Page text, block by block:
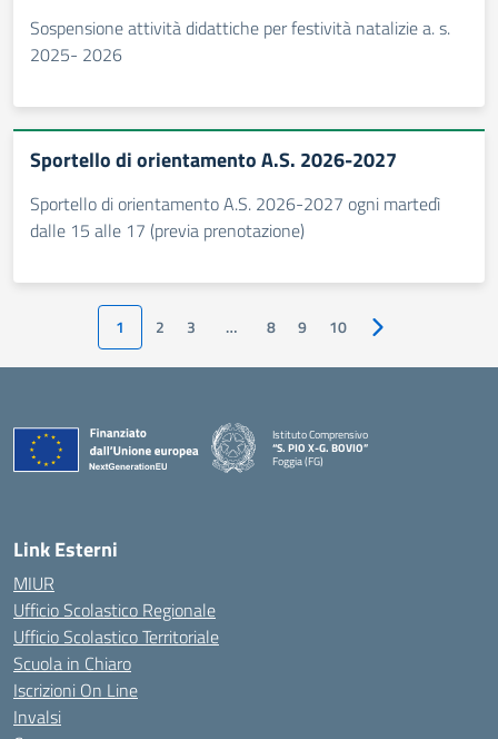
Sospensione attività didattiche per festività natalizie a. s.
2025- 2026
Sportello di orientamento A.S. 2026-2027
Sportello di orientamento A.S. 2026-2027 ogni martedì
dalle 15 alle 17 (previa prenotazione)
1 2 3 … 8 9 10 Pagina successiva
Istituto Comprensivo
“S. PIO X-G. BOVIO”
Foggia (FG)
— Visita la pagina iniziale della scuola
Link Esterni
MIUR
Ufficio Scolastico Regionale
Ufficio Scolastico Territoriale
Scuola in Chiaro
Iscrizioni On Line
Invalsi